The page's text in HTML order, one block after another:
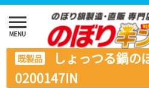
menu
MENU
既製品
しょっつる鍋の
0200147IN